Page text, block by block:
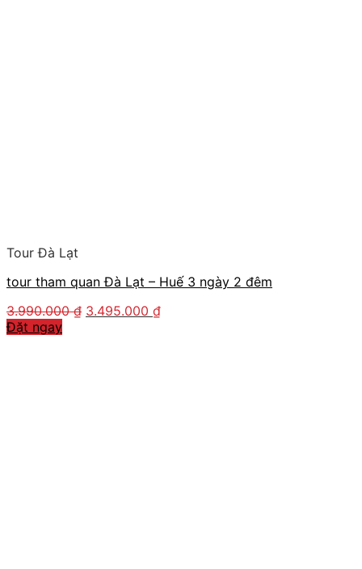
Tour Đà Lạt
tour tham quan Đà Lạt – Huế 3 ngày 2 đêm
3.990.000₫ 3.495.000 ₫
Đặt ngay